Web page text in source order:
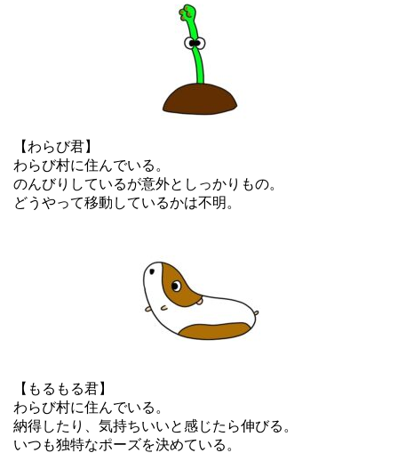
【わらび君】
わらび村に住んでいる。
のんびりしているが意外としっかりもの。
どうやって移動しているかは不明。
【もるもる君】
わらび村に住んでいる。
納得したり、気持ちいいと感じたら伸びる。
いつも独特なポーズを決めている。